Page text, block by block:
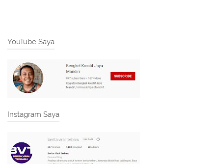
YouTube Saya
Instagram Saya